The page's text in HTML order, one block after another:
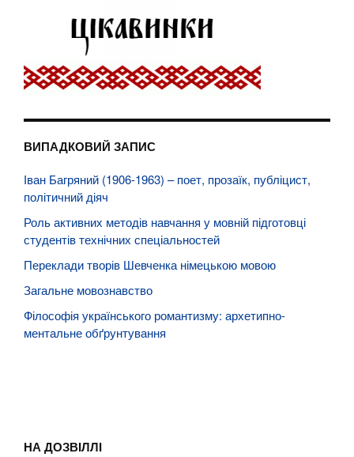
ВИПАДКОВИЙ ЗАПИС
Іван Багряний (1906-1963) – поет, прозаїк, публіцист,
політичний діяч
Роль активних методів навчання у мовній підготовці
студентів технічних спеціальностей
Переклади творів Шевченка німецькою мовою
Загальне мовознавство
Філософія українського романтизму: архетипно-
ментальне обґрунтування
НА ДОЗВІЛЛІ